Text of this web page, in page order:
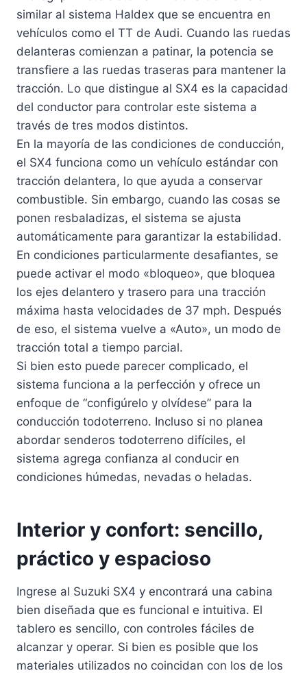
similar al sistema Haldex que se encuentra en
vehículos como el TT de Audi. Cuando las ruedas
delanteras comienzan a patinar, la potencia se
transfiere a las ruedas traseras para mantener la
tracción. Lo que distingue al SX4 es la capacidad
del conductor para controlar este sistema a
través de tres modos distintos.
En la mayoría de las condiciones de conducción,
el SX4 funciona como un vehículo estándar con
tracción delantera, lo que ayuda a conservar
combustible. Sin embargo, cuando las cosas se
ponen resbaladizas, el sistema se ajusta
automáticamente para garantizar la estabilidad.
En condiciones particularmente desafiantes, se
puede activar el modo «bloqueo», que bloquea
los ejes delantero y trasero para una tracción
máxima hasta velocidades de 37 mph. Después
de eso, el sistema vuelve a «Auto», un modo de
tracción total a tiempo parcial.
Si bien esto puede parecer complicado, el
sistema funciona a la perfección y ofrece un
enfoque de “configúrelo y olvídese” para la
conducción todoterreno. Incluso si no planea
abordar senderos todoterreno difíciles, el
sistema agrega confianza al conducir en
condiciones húmedas, nevadas o heladas.
Interior y confort: sencillo,
práctico y espacioso
Ingrese al Suzuki SX4 y encontrará una cabina
bien diseñada que es funcional e intuitiva. El
tablero es sencillo, con controles fáciles de
alcanzar y operar. Si bien es posible que los
materiales utilizados no coincidan con los de los